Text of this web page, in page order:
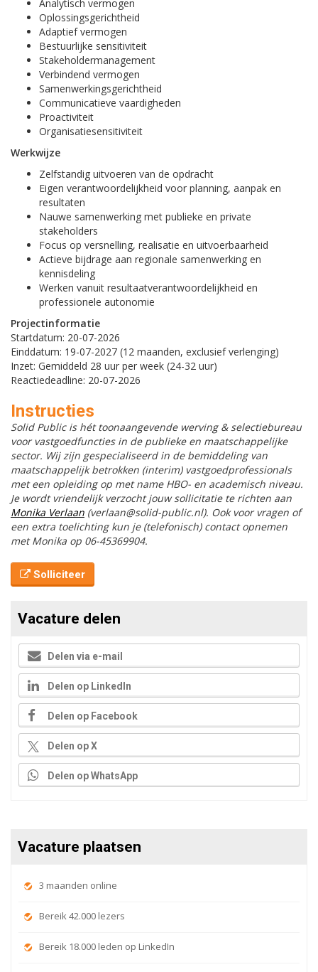
Analytisch vermogen
Oplossingsgerichtheid
Adaptief vermogen
Bestuurlijke sensitiviteit
Stakeholdermanagement
Verbindend vermogen
Samenwerkingsgerichtheid
Communicatieve vaardigheden
Proactiviteit
Organisatiesensitiviteit
Werkwijze
Zelfstandig uitvoeren van de opdracht
Eigen verantwoordelijkheid voor planning, aanpak en
resultaten
Nauwe samenwerking met publieke en private
stakeholders
Focus op versnelling, realisatie en uitvoerbaarheid
Actieve bijdrage aan regionale samenwerking en
kennisdeling
Werken vanuit resultaatverantwoordelijkheid en
professionele autonomie
Projectinformatie
Startdatum: 20-07-2026
Einddatum: 19-07-2027 (12 maanden, exclusief verlenging)
Inzet: Gemiddeld 28 uur per week (24-32 uur)
Reactiedeadline: 20-07-2026
Instructies
Solid Public is hét toonaangevende werving & selectiebureau
voor vastgoedfuncties in de publieke en maatschappelijke
sector. Wij zijn gespecialiseerd in de bemiddeling van
maatschappelijk betrokken (interim) vastgoedprofessionals
met een opleiding op met name HBO- en academisch niveau.
Je wordt vriendelijk verzocht jouw sollicitatie te richten aan
Monika Verlaan (verlaan@solid-public.nl). Ook voor vragen of
een extra toelichting kun je (telefonisch) contact opnemen
met Monika op 06-45369904.
Solliciteer
Vacature delen
Delen via e-mail
Delen op LinkedIn
Delen op Facebook
Delen op X
Delen op WhatsApp
Vacature plaatsen
3 maanden online
Bereik 42.000 lezers
Bereik 18.000 leden op LinkedIn